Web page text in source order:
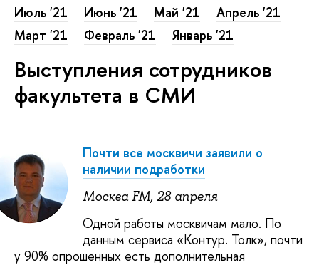
Июль '21
Июнь '21 Май '21
Апрель '21
Март '21
Февраль '21 Январь '21
Выступления сотрудников
факультета в СМИ
Почти все москвичи заявили о
наличии подработки
Москва FM, 28 апреля
Одной работы москвичам мало. По
данным сервиса «Контур. Толк», почти
у 90% опрошенных есть дополнительная